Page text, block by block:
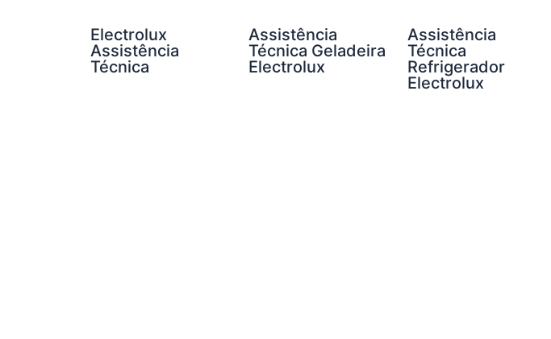
Electrolux
Assistência
Técnica
Assistência
Técnica Geladeira
Electrolux
Assistência
Técnica
Refrigerador
Electrolux